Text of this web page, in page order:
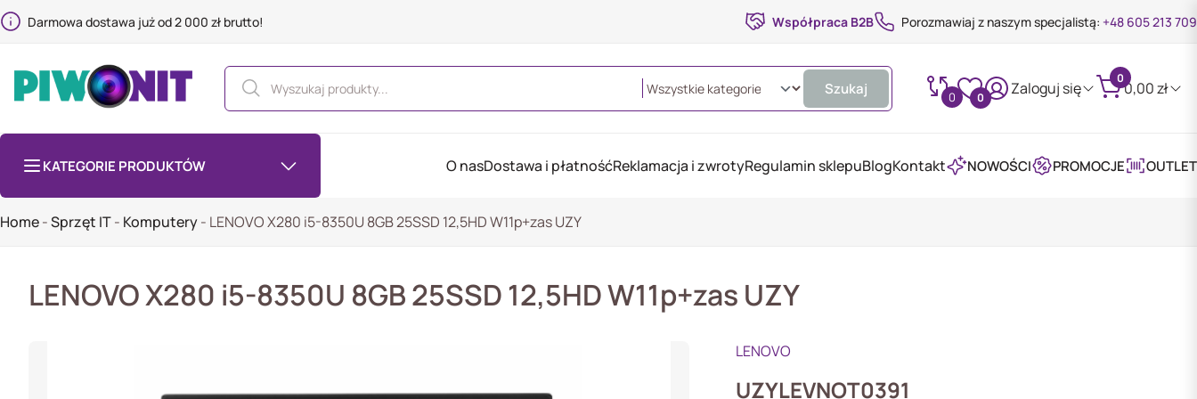
Darmowa dostawa już od 2 000 zł brutto! Współpraca B2B Porozmawiaj z naszym specjalistą: +48 605 213 709
Szukaj 0 0 Zaloguj się
0
0,00zł
KATEGORIE PRODUKTÓW O nasDostawa i płatnośćReklamacja i zwrotyRegulamin sklepuBlogKontakt NOWOŚCI PROMOCJE OUTLET
Home-Sprzęt IT- Komputery- LENOVO X280 i5-8350U 8GB 25SSD 12,5HD W11p+zas UZY
LENOVO X280 i5-8350U 8GB 25SSD 12,5HD W11p+zas UZY
LENOVO
UZYLEVNOT0391